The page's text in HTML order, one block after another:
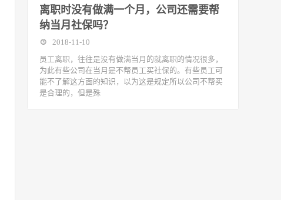
离职时没有做满一个月，公司还需要帮
纳当月社保吗？
2018-11-10
​员工离职，往往是没有做满当月的就离职的情况很多，
为此有些公司在当月是不帮员工买社保的。有些员工可
能不了解这方面的知识，以为这是规定所以公司不帮买
是合理的，但是殊